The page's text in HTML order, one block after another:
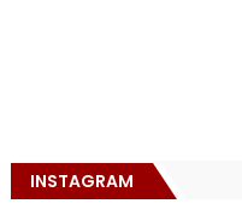
INSTAGRAM